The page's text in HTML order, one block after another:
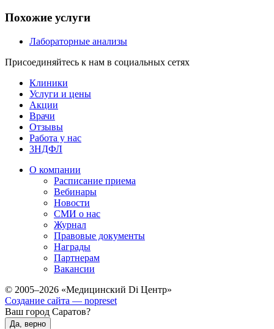
Похожие услуги
Лабораторные анализы
Присоединяйтесь к нам в социальных сетях
Клиники
Услуги и цены
Акции
Врачи
Отзывы
Работа у нас
3НДФЛ
О компании
Расписание приема
Вебинары
Новости
СМИ о нас
Журнал
Правовые документы
Награды
Партнерам
Вакансии
© 2005–2026 «Медицинский Di Центр»
Создание сайта — nopreset
Ваш город Саратов?
Да, верно